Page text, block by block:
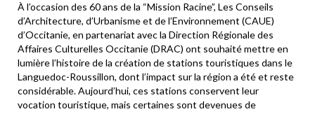
À l’occasion des 60 ans de la “Mission Racine”, Les Conseils
d’Architecture, d’Urbanisme et de l’Environnement (CAUE)
d’Occitanie, en partenariat avec la Direction Régionale des
Affaires Culturelles Occitanie (DRAC) ont souhaité mettre en
lumière l’histoire de la création de stations touristiques dans le
Languedoc-Roussillon, dont l’impact sur la région a été et reste
considérable. Aujourd’hui, ces stations conservent leur
vocation touristique, mais certaines sont devenues de